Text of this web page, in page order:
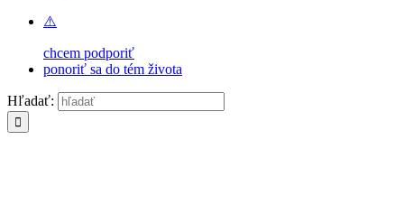
chcem podporiť
ponoriť sa do tém života
Hľadať: